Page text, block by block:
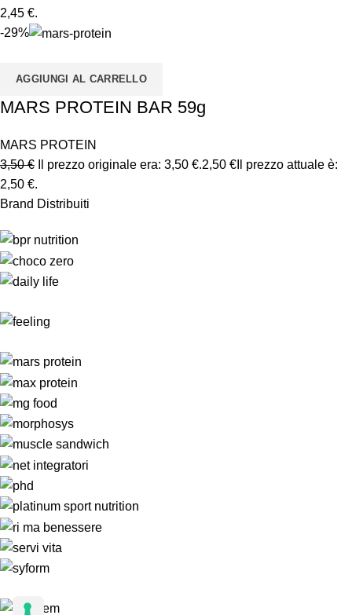
2,45 €.
-29%
AGGIUNGI AL CARRELLO
MARS PROTEIN BAR 59g
MARS PROTEIN
3,50€ Il prezzo originale era: 3,50 €.2,50 € Il prezzo attuale è:
2,50 €.
Brand Distribuiti